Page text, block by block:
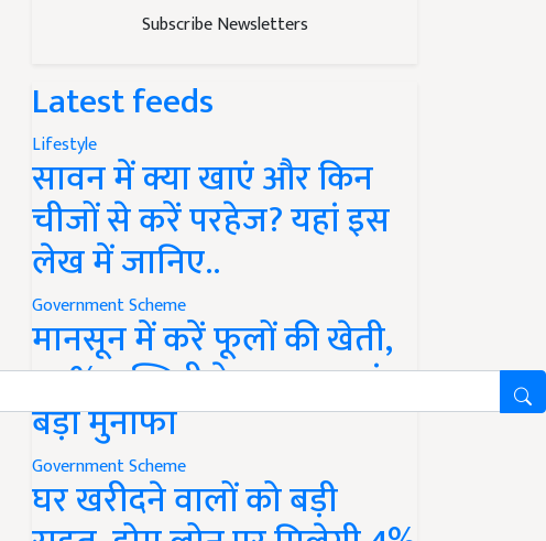
Subscribe Newsletters
Latest feeds
Lifestyle
सावन में क्या खाएं और किन
चीजों से करें परहेज? यहां इस
लेख में जानिए..
Government Scheme
मानसून में करें फूलों की खेती,
50% सब्सिडी के साथ कमाएं
बड़ा मुनाफा
Government Scheme
घर खरीदने वालों को बड़ी